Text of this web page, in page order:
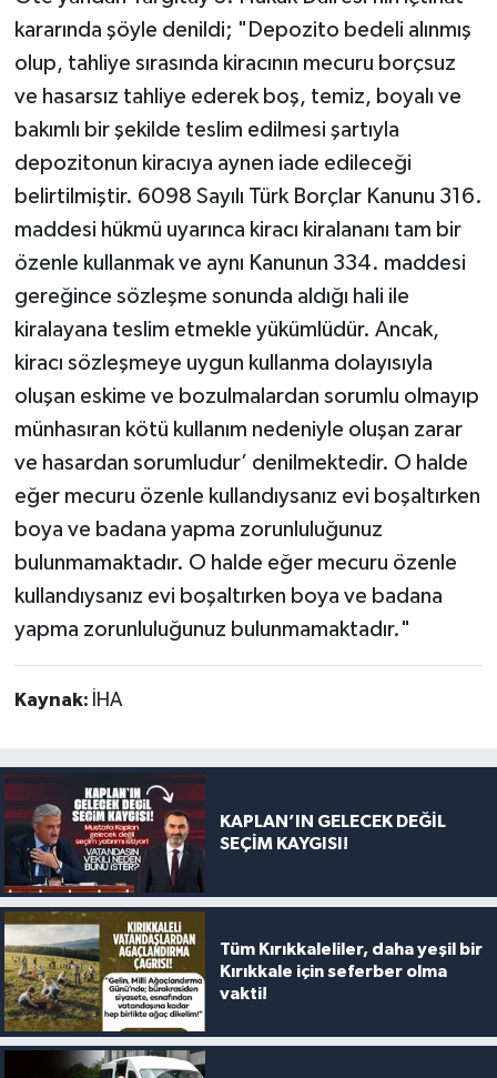
kararında şöyle denildi; "Depozito bedeli alınmış
olup, tahliye sırasında kiracının mecuru borçsuz
ve hasarsız tahliye ederek boş, temiz, boyalı ve
bakımlı bir şekilde teslim edilmesi şartıyla
depozitonun kiracıya aynen iade edileceği
belirtilmiştir. 6098 Sayılı Türk Borçlar Kanunu 316.
maddesi hükmü uyarınca kiracı kiralananı tam bir
özenle kullanmak ve aynı Kanunun 334. maddesi
gereğince sözleşme sonunda aldığı hali ile
kiralayana teslim etmekle yükümlüdür. Ancak,
kiracı sözleşmeye uygun kullanma dolayısıyla
oluşan eskime ve bozulmalardan sorumlu olmayıp
münhasıran kötü kullanım nedeniyle oluşan zarar
ve hasardan sorumludur’ denilmektedir. O halde
eğer mecuru özenle kullandıysanız evi boşaltırken
boya ve badana yapma zorunluluğunuz
bulunmamaktadır. O halde eğer mecuru özenle
kullandıysanız evi boşaltırken boya ve badana
yapma zorunluluğunuz bulunmamaktadır."
Kaynak: İHA
KAPLAN’IN GELECEK DEĞİL
SEÇİM KAYGISI!
Tüm Kırıkkaleliler, daha yeşil bir
Kırıkkale için seferber olma
vakti!